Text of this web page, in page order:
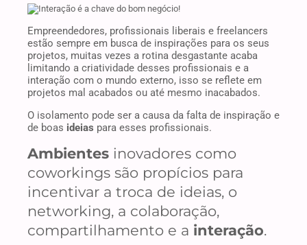
Empreendedores, profissionais liberais e freelancers
estão sempre em busca de inspirações para os seus
projetos, muitas vezes a rotina desgastante acaba
limitando a criatividade desses profissionais e a
interação com o mundo externo, isso se reflete em
projetos mal acabados ou até mesmo inacabados.
O isolamento pode ser a causa da falta de inspiração e
de boas ideias para esses profissionais.
Ambientes inovadores como
coworkings são propícios para
incentivar a troca de ideias, o
networking, a colaboração,
compartilhamento e a interação.